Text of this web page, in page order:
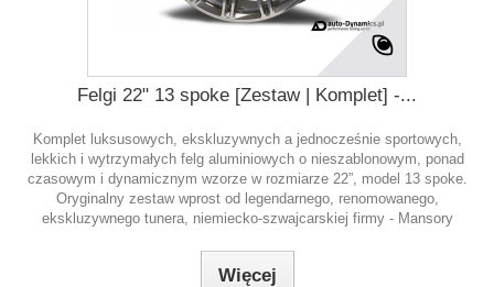
Felgi 22" 13 spoke [Zestaw | Komplet] -...
Komplet luksusowych, ekskluzywnych a jednocześnie sportowych,
lekkich i wytrzymałych felg aluminiowych o nieszablonowym, ponad
czasowym i dynamicznym wzorze w rozmiarze 22”, model 13 spoke.
Oryginalny zestaw wprost od legendarnego, renomowanego,
ekskluzywnego tunera, niemiecko-szwajcarskiej firmy - Mansory
Więcej